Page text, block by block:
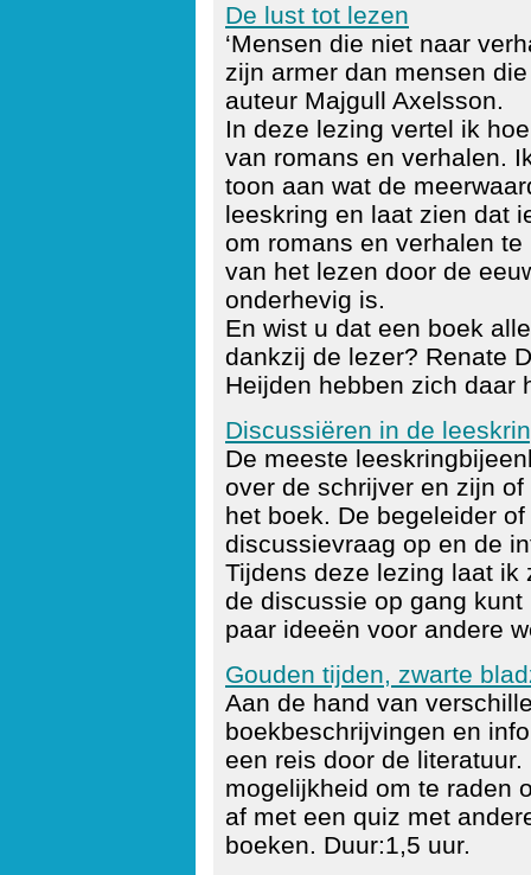
De lust tot lezen
‘Mensen die niet naar
zijn armer dan mensen
auteur Majgull Axelsson.
In deze lezing vertel ik
van romans en verhalen.
toon aan wat de
leeskring en laat zien dat
om romans en verhalen
van het lezen door de
onderhevig is.
En wist u dat een boek
dankzij de lezer? Renate
Heijden hebben zich daar
Discussiëren in de
De meeste
over de schrijver en zijn
het boek. De begeleider
discussievraag op en de
Tijdens deze lezing laat ik
de discussie op gang
paar ideeën voor andere
Gouden tijden, zwarte
Aan de hand van
boekbeschrijvingen en
een reis door de
mogelijkheid om te raden
af met een quiz met
boeken. Duur:1,5 uur.